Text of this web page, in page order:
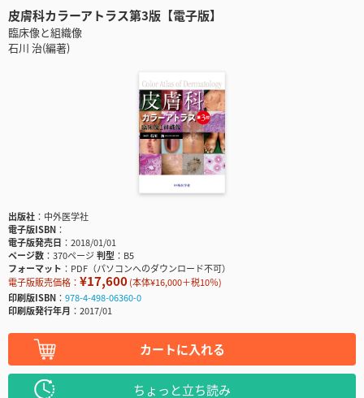
皮膚科カラーアトラス第3版【電子版】
臨床像と組織像
石川 治(編著)
出版社
中外医学社
電子版ISBN
電子版発売日
2018/01/01
ページ数
370ページ判型
B5
フォーマット
PDF（パソコンへのダウンロード不可）
電子版販売価格： ¥17,600(本体¥16,000＋税10％)
印刷版ISBN
978-4-498-06360-0
印刷版発行年月
2017/01
カートに入れる
ちょっと立ち読み